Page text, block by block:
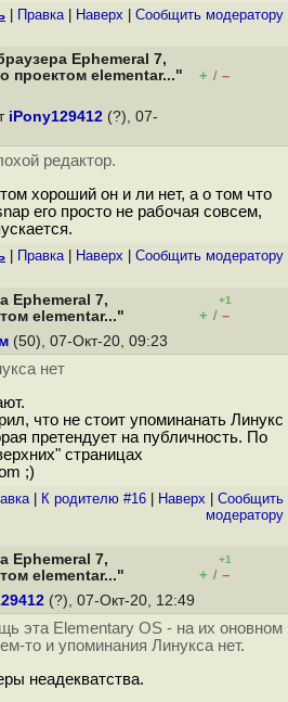
Правка| Наверх Cообщить модератору
Ephemeral 7,
проектом elementar..."
+ / –
iPony129412 (?), 07-
редактор.
хороший он и ли нет, а о том что
его просто не рабочая совсем,
Правка| Наверх Cообщить модератору
Ephemeral 7,
elementar..."
+1
+ / –
(50), 07-Окт-20, 09:23
нет
что не стоит упоминанать Линукс
претендует на публичность. По
страницах
;)
| К родителю #16 Наверх
Cообщить
модератору
Ephemeral 7,
elementar..."
+1
+ / –
(?), 07-Окт-20, 12:49
эта Elementary OS - на их оновном
то и упоминания Линукса нет.
неадекватства.